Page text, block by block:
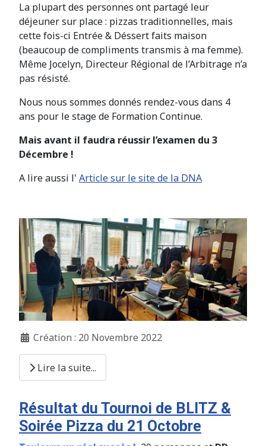
La plupart des personnes ont partagé leur
déjeuner sur place : pizzas traditionnelles, mais
cette fois-ci Entrée & Déssert faits maison
(beaucoup de compliments transmis à ma femme).
Même Jocelyn, Directeur Régional de l’Arbitrage n’a
pas résisté.
Nous nous sommes donnés rendez-vous dans 4
ans pour le stage de Formation Continue.
Mais avant il faudra réussir l’examen du 3
Décembre !
A lire aussi l' Article sur le site de la DNA
Création : 20 Novembre 2022
Lire la suite...
Résultat du Tournoi de BLITZ &
Soirée Pizza du 21 Octobre